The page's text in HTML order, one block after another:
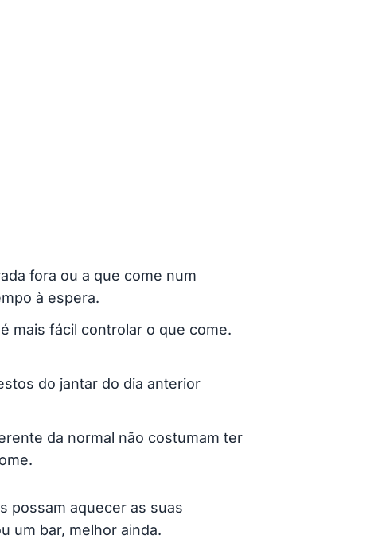
fora ou a que come num
à espera.
mais fácil controlar o que come.
do jantar do dia anterior
da normal não costumam ter
possam aquecer as suas
um bar, melhor ainda.